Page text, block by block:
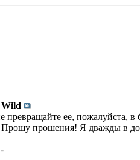
Wild
превращайте ее, пожалуйста, в
Прошу прошения! Я дважды в